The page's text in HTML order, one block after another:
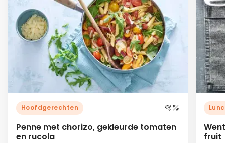
Hoofdgerechten
Penne met chorizo, gekleurde tomaten
en rucola
fruit